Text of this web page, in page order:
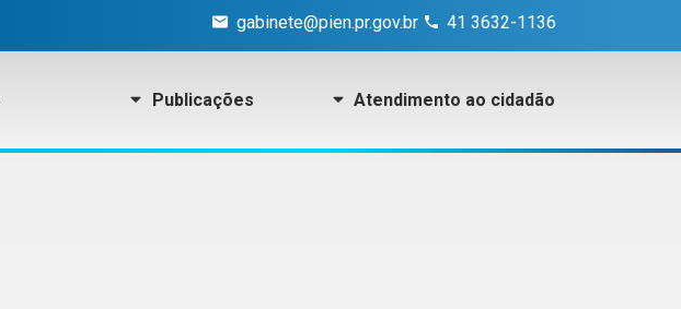
gabinete@pien.pr.gov.br 41 3632-1136
Publicações Atendimento ao cidadão